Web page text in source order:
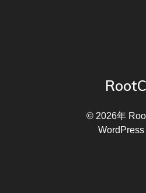
© 2026年
WordPress